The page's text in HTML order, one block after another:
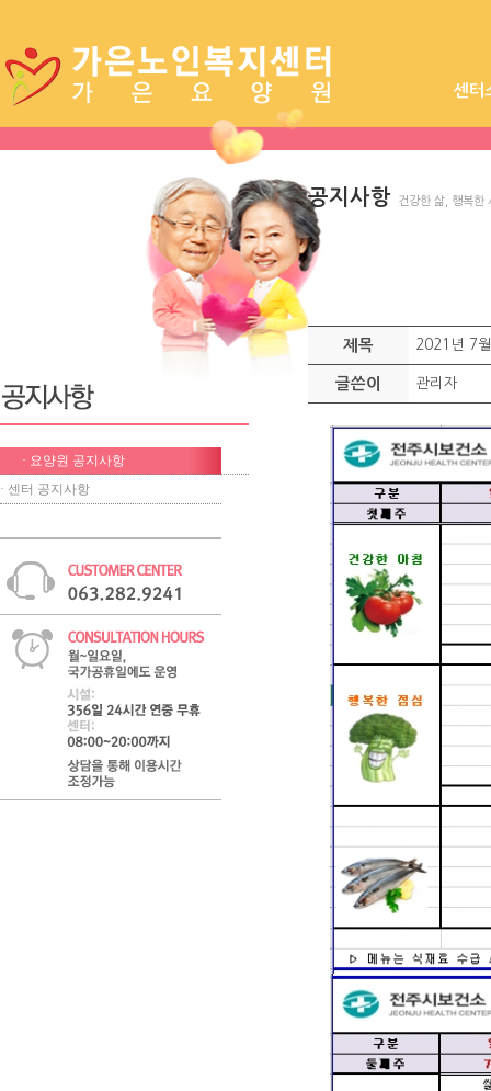
센터
시설
· 요양원 공지사항
· 센터 공지사항
공지사항 건강한 삶, 행복한
제목 2021년 7
글쓴이 관리자